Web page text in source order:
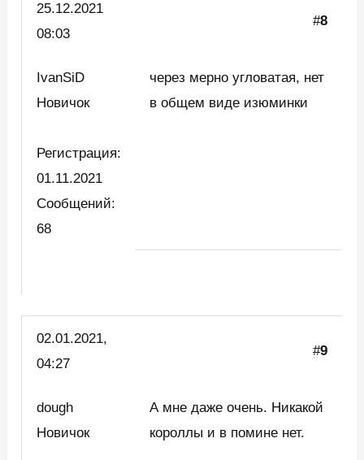
25.12.2021
08:03
#8
IvanSiD
Новичок
Регистрация:
01.11.2021
Сообщений:
68
через мерно угловатая, нет
в общем виде изюминки
02.01.2021,
04:27
#9
dough
Новичок
А мне даже очень. Никакой
короллы и в помине нет.